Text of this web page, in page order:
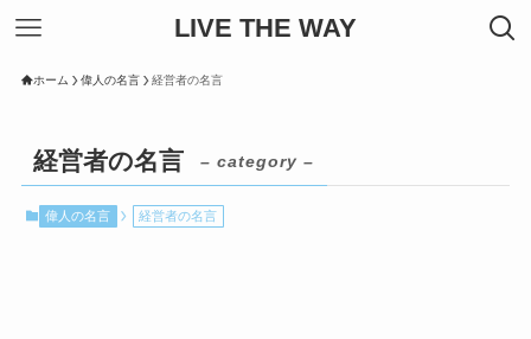
LIVE THE WAY
ホーム 偉人の名言 経営者の名言
経営者の名言 – category –
偉人の名言 経営者の名言